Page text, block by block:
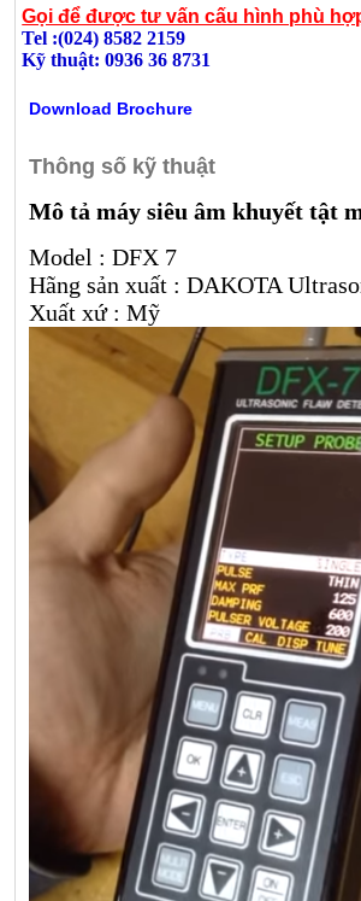
Gọi để được tư vấn cấu hình phù
Tel :(024) 8582 2159
Kỹ thuật: 0936 36 8731
Download Brochure
Thông số kỹ thuật
Mô tả máy siêu âm khuyết tật
Model : DFX 7
Hãng sản xuất : DAKOTA
Xuất xứ : Mỹ